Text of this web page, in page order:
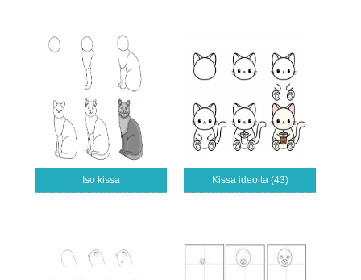
Iso kissa Kissa ideoita (43)